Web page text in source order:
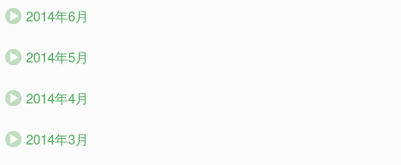
2014年6月
2014年5月
2014年4月
2014年3月